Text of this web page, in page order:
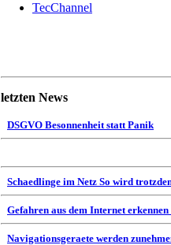
TecChannel
letzten News
DSGVO Besonnenheit statt Panik
Schaedlinge im Netz So wird
Gefahren aus dem Internet
Navigationsgeraete werden